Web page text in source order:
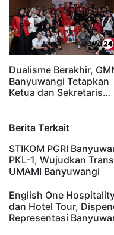
Dualisme Berakhir,
Banyuwangi Tetapkan
Ketua dan Sekretaris…
Berita Terkait
STIKOM PGRI
PKL-1, Wujudkan
UMAMI Banyuwangi
English One
dan Hotel Tour,
Representasi